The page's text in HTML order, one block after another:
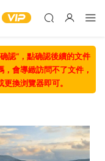
認“，點确認後續的文件
會導緻訪問不了文件，
換浏覽器即可。